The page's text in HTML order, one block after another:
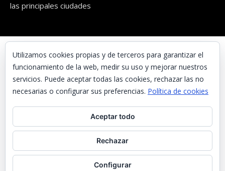
las principales ciudades
© UNAENERGÍA, S.L.
Inicio
Contacta con nosotros
Preguntas frecuentes
Aviso Legal
Política de cookies
Noticias
Utilizamos cookies propias y de terceros para garantizar el
funcionamiento de la web, medir su uso y mejorar nuestros
servicios. Puede aceptar todas las cookies, rechazar las no
necesarias o configurar sus preferencias. Política de cookies
Aceptar todo
Rechazar
Configurar